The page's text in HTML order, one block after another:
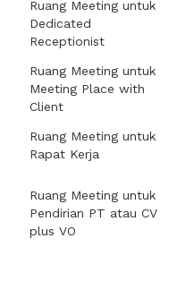
Ruang Meeting untuk
Dedicated
Receptionist
Ruang Meeting untuk
Meeting Place with
Client
Ruang Meeting untuk
Rapat Kerja
Ruang Meeting untuk
Pendirian PT atau CV
plus VO